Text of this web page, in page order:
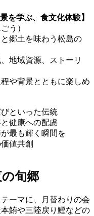
を学ぶ、食文化体験】
う）
郷土を味わう松島の
地域資源、ストーリ
や背景とともに楽しめ
といった伝統
健康への配慮
最も輝く瞬間を
値共創
旬郷
ーマに、月替わりの会
鮪や三陸戻り鰹などの